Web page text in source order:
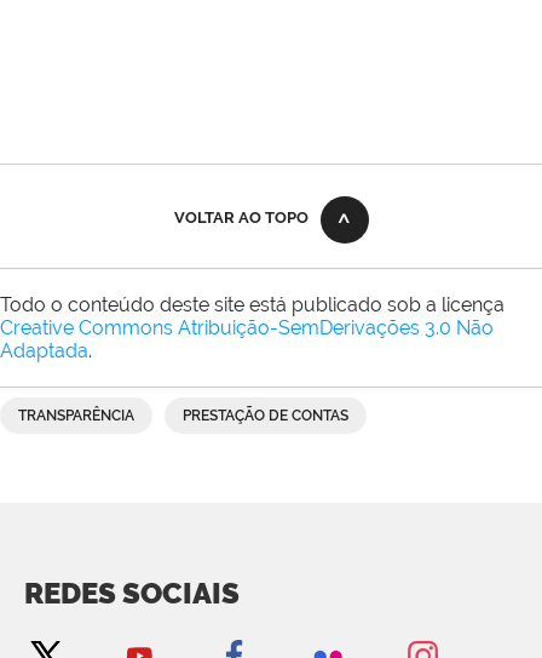
VOLTAR AO TOPO
Todo o conteúdo deste site está publicado sob a licença
Creative Commons Atribuição-SemDerivações 3.0 Não
Adaptada.
TRANSPARÊNCIA PRESTAÇÃO DE CONTAS
REDES SOCIAIS